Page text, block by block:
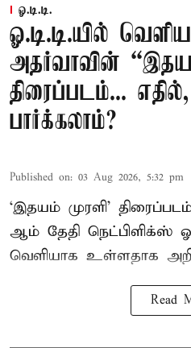
ஓ.டி.டி.
ஓ.டி.டி.யில்
அதர்வாவின்
திரைப்படம்...
பார்க்கலாம்?
Published on: 03 Aug 2026, 5:32 pm
‘இதயம் முரளி’
ஆம் தேதி நெட்பிளிக்ஸ்
வெளியாக உள்ளதாக
Read